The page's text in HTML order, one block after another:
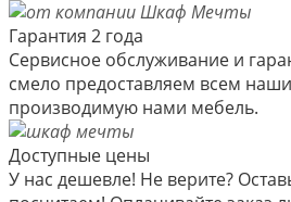
Гарантия 2 года
Сервисное обслуживание и
смело предоставляем всем
производимую нами мебель.
Доступные цены
У нас дешевле! Не верите?